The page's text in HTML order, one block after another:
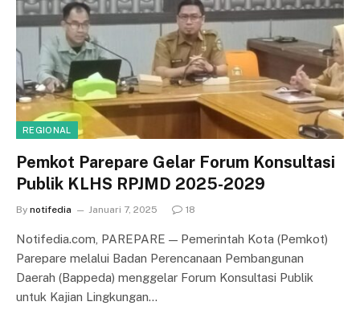
REGIONAL
Pemkot Parepare Gelar Forum Konsultasi
Publik KLHS RPJMD 2025-2029
By notifedia Januari 7, 2025 18
Notifedia.com, PAREPARE — Pemerintah Kota (Pemkot)
Parepare melalui Badan Perencanaan Pembangunan
Daerah (Bappeda) menggelar Forum Konsultasi Publik
untuk Kajian Lingkungan…